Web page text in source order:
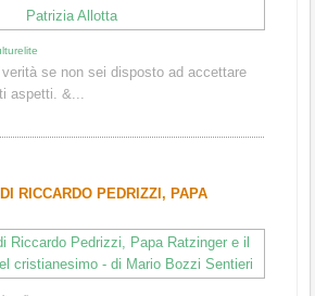
se non sei disposto ad accettare
aspetti. &...
RICCARDO PEDRIZZI, PAPA